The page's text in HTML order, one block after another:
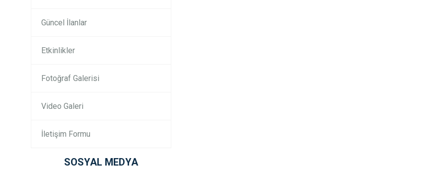
Güncel İlanlar
Etkinlikler
Fotoğraf Galerisi
Video Galeri
İletişim Formu
SOSYAL MEDYA